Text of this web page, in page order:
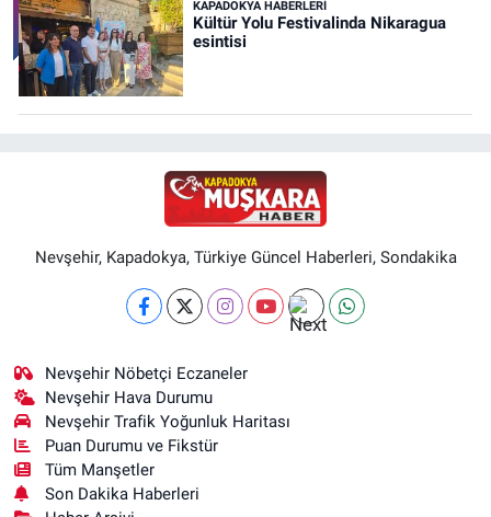
KAPADOKYA HABERLERI
Kültür Yolu Festivalinda Nikaragua
esintisi
Nevşehir, Kapadokya, Türkiye Güncel Haberleri, Sondakika
Nevşehir Nöbetçi Eczaneler
Nevşehir Hava Durumu
Nevşehir Trafik Yoğunluk Haritası
Puan Durumu ve Fikstür
Tüm Manşetler
Son Dakika Haberleri